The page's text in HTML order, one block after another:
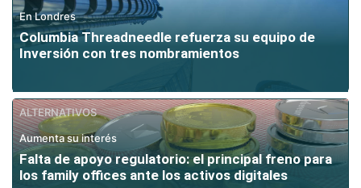
En Londres
Columbia Threadneedle refuerza su equipo de
Inversión con tres nombramientos
ALTERNATIVOS
Aumenta su interés
Falta de apoyo regulatorio: el principal freno para
los family offices ante los activos digitales